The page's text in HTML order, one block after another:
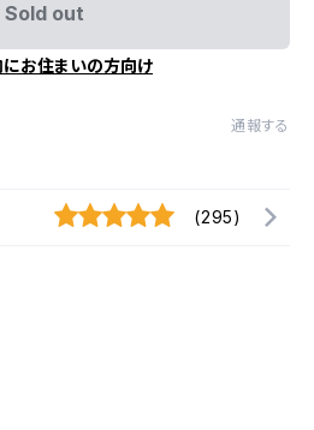
Sold out
にお住まいの方向け
通報する
(295)